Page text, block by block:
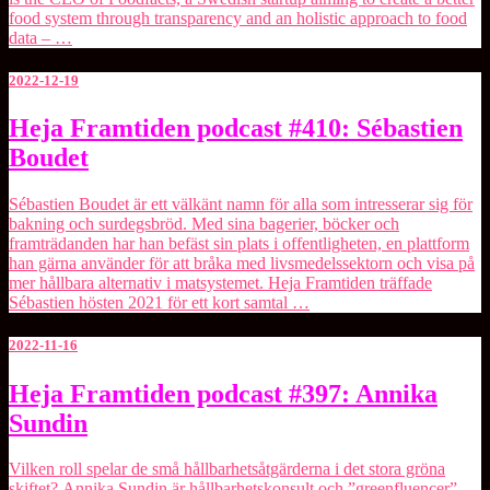
food system through transparency and an holistic approach to food
data – …
2022-12-19
Heja
Framtiden
podcast
Sébastien
Boudet
Heja Framtiden podcast #410: Sébastien
Boudet
Sébastien Boudet är ett välkänt namn för alla som intresserar sig för
bakning och surdegsbröd. Med sina bagerier, böcker och
framträdanden har han befäst sin plats i offentligheten, en plattform
han gärna använder för att bråka med livsmedelssektorn och visa på
mer hållbara alternativ i matsystemet. Heja Framtiden träffade
Sébastien hösten 2021 för ett kort samtal …
2022-11-16
Heja
Framtiden
podcast
Annika
Sundin
Heja Framtiden podcast #397: Annika
Sundin
Vilken roll spelar de små hållbarhetsåtgärderna i det stora gröna